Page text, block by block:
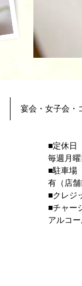
宴会・女子会・
■定休日
毎週月
■駐車場
有（店舗
■クレジ
■チャー
アルコー